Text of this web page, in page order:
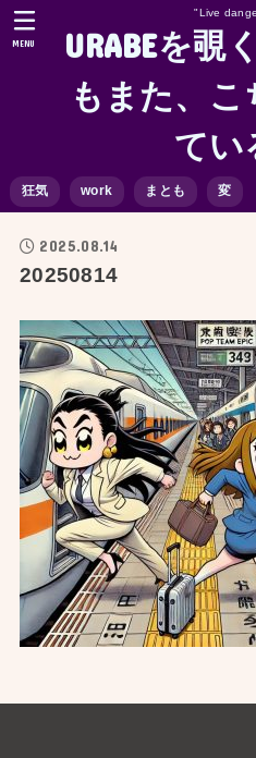
"Live
URABEを覗
もまた、
てい
狂気 work まとも 変
MENU
2025.08.14
20250814